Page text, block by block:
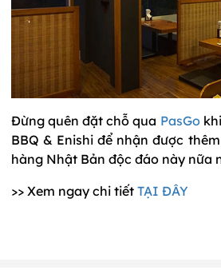
Đừng quên đặt chỗ qua PasGokhi
BBQ & Enishi để nhận được
hàng Nhật Bản độc đáo này nữa
>> Xem ngay chi tiết TẠI ĐÂY